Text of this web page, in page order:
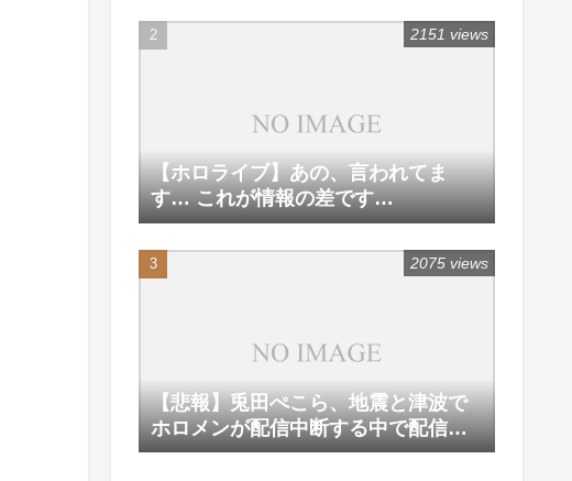
【ホロライブ】あの、言われてま
す… これが情報の差です…
2151 views
【悲報】兎田ぺこら、地震と津波で
ホロメンが配信中断する中で配信を
強行してしまう
2075 views